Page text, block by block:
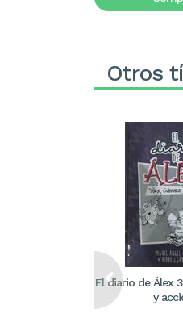
Otros
El diario de Álex
y